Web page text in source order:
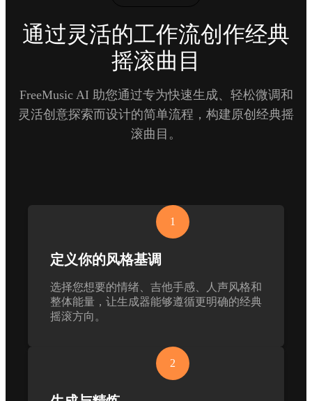
通过灵活的工作流创作经典
摇滚曲目
FreeMusic AI 助您通过专为快速生成、轻松微调和
灵活创意探索而设计的简单流程，构建原创经典摇
滚曲目。
1
定义你的风格基调
选择您想要的情绪、吉他手感、人声风格和
整体能量，让生成器能够遵循更明确的经典
摇滚方向。
2